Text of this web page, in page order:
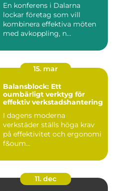
En konferens i Dalarna
lockar företag som vill
kombinera effektiva möten
med avkoppling, n...
15. mar
Balansblock: Ett
oumbärligt verktyg för
effektiv verkstadshantering
I dagens moderna
verkstäder ställs höga krav
på effektivitet och ergonomi
f&oum...
11. dec